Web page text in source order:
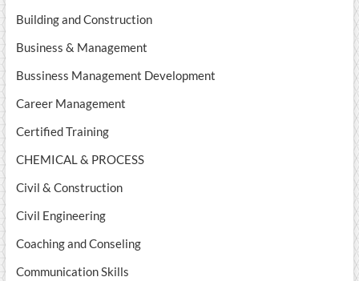
Building and Construction
Business & Management
Bussiness Management Development
Career Management
Certified Training
CHEMICAL & PROCESS
Civil & Construction
Civil Engineering
Coaching and Conseling
Communication Skills